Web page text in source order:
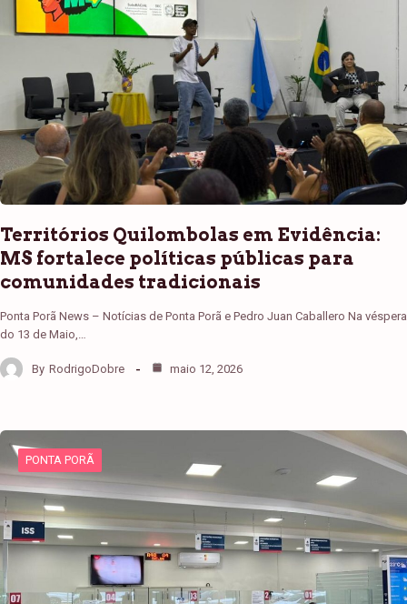
Territórios Quilombolas em Evidência:
MS fortalece políticas públicas para
comunidades tradicionais
Ponta Porã News – Notícias de Ponta Porã e Pedro Juan Caballero Na véspera
do 13 de Maio,…
By RodrigoDobre maio 12, 2026
PONTA PORÃ